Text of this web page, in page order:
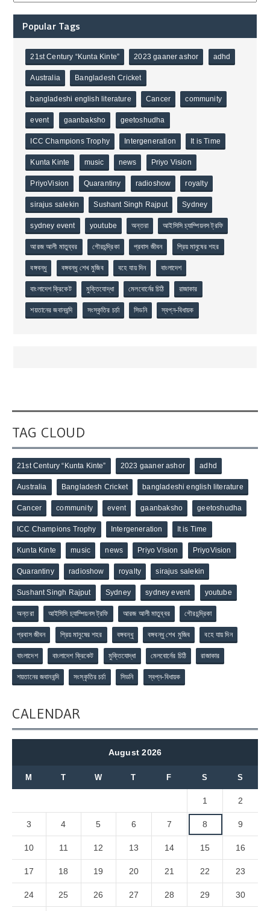
Popular Tags
21st Century “Kunta Kinte” 2023 gaaner ashor adhd
Australia Bangladesh Cricket
bangladeshi english literature Cancer community
event gaanbaksho geetoshudha
ICC Champions Trophy Intergeneration It is Time
Kunta Kinte music news Priyo Vision
PriyoVision Quarantiny radioshow royalty
sirajus salekin Sushant Singh Rajput Sydney
sydney event youtube অন্তরা আইসিসি চ্যাম্পিয়নস ট্রফি
আরজ আলী মাতুব্বর গৌরচন্দ্রিকা প্রবাস জীবন প্রিয় মানুষের শহর
বঙ্গবন্ধু বঙ্গবন্ধু শেখ মুজিব বহে যায় দিন বাংলাদেশ
বাংলাদেশ ক্রিকেট মুক্তিযোদ্ধা মেলবোর্নের চিঠি রাজাকার
শয়তানের জবানবন্দি সংস্কৃতির চর্চা সিডনি স্বপ্ন-বিধায়ক
TAG CLOUD
21st Century “Kunta Kinte” 2023 gaaner ashor adhd
Australia Bangladesh Cricket bangladeshi english literature
Cancer community event gaanbaksho geetoshudha
ICC Champions Trophy Intergeneration It is Time
Kunta Kinte music news Priyo Vision PriyoVision
Quarantiny radioshow royalty sirajus salekin
Sushant Singh Rajput Sydney sydney event youtube
অন্তরা আইসিসি চ্যাম্পিয়নস ট্রফি আরজ আলী মাতুব্বর গৌরচন্দ্রিকা
প্রবাস জীবন প্রিয় মানুষের শহর বঙ্গবন্ধু বঙ্গবন্ধু শেখ মুজিব বহে যায় দিন
বাংলাদেশ বাংলাদেশ ক্রিকেট মুক্তিযোদ্ধা মেলবোর্নের চিঠি রাজাকার
শয়তানের জবানবন্দি সংস্কৃতির চর্চা সিডনি স্বপ্ন-বিধায়ক
CALENDAR
August 2026
M T W T F S S
1 2
3 4 5 6 7 8 9
10 11 12 13 14 15 16
17 18 19 20 21 22 23
24 25 26 27 28 29 30